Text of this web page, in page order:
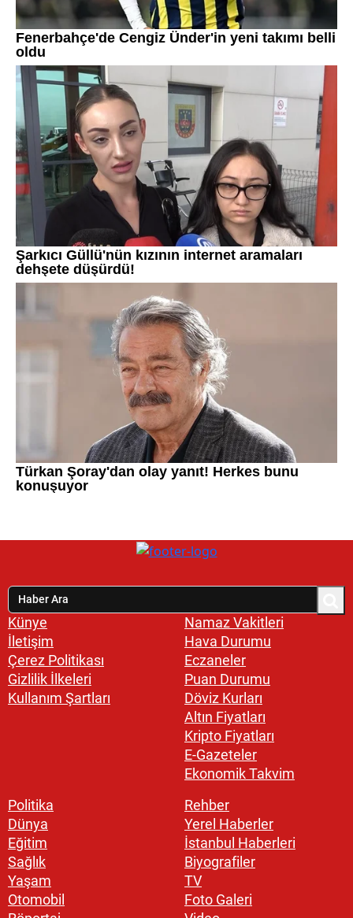
Künye
İletişim
Çerez Politikası
Gizlilik İlkeleri
Kullanım Şartları
Namaz Vakitleri
Hava Durumu
Eczaneler
Puan Durumu
Döviz Kurları
Altın Fiyatları
Kripto Fiyatları
E-Gazeteler
Ekonomik Takvim
Politika
Dünya
Eğitim
Sağlık
Yaşam
Otomobil
Rehber
Yerel Haberler
İstanbul Haberleri
Biyografiler
TV
Foto Galeri